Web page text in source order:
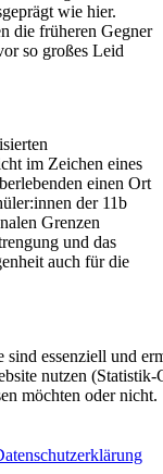
wie hier.
die früheren Gegner
so großes Leid
im Zeichen eines
einen Ort
der 11b
Grenzen
und das
auch für die
essenziell und
nutzen
möchten oder nicht.